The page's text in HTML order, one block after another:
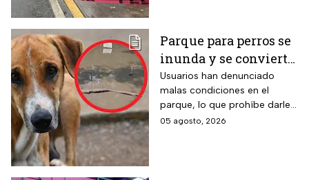
Parque para perros se
inunda y se convierte
en foco de infección;
el área canina está
inutilizable
Usuarios han denunciado
malas condiciones en el
parque, lo que prohíbe darle
un uso adecuado
05 agosto, 2026